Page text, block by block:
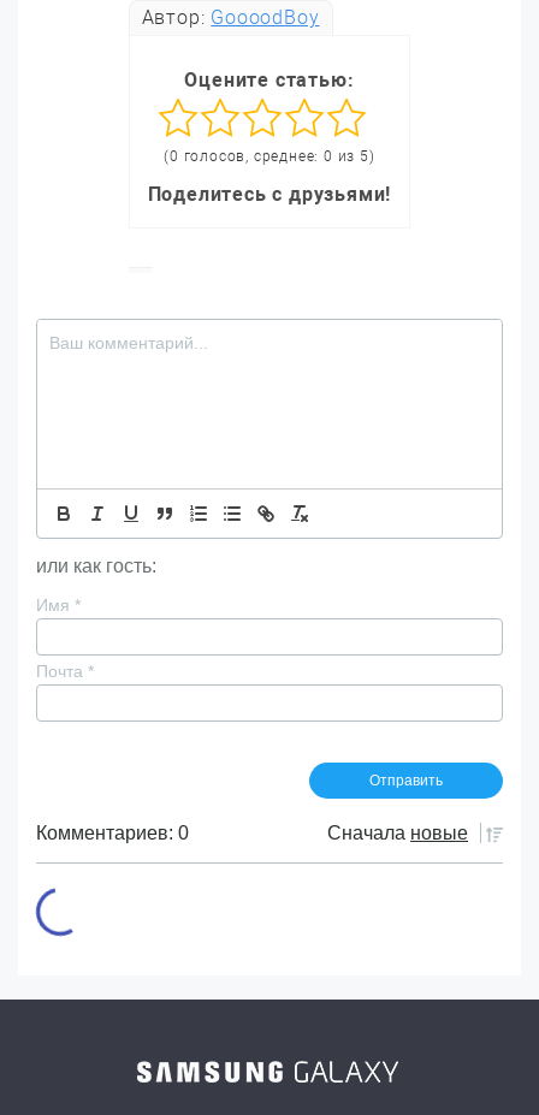
Автор: GoooodBoy
Оцените статью:
(0 голосов, среднее: 0 из 5)
Поделитесь с друзьями!
или как гость:
Имя *
Почта *
Комментариев: 0 Сначала новые